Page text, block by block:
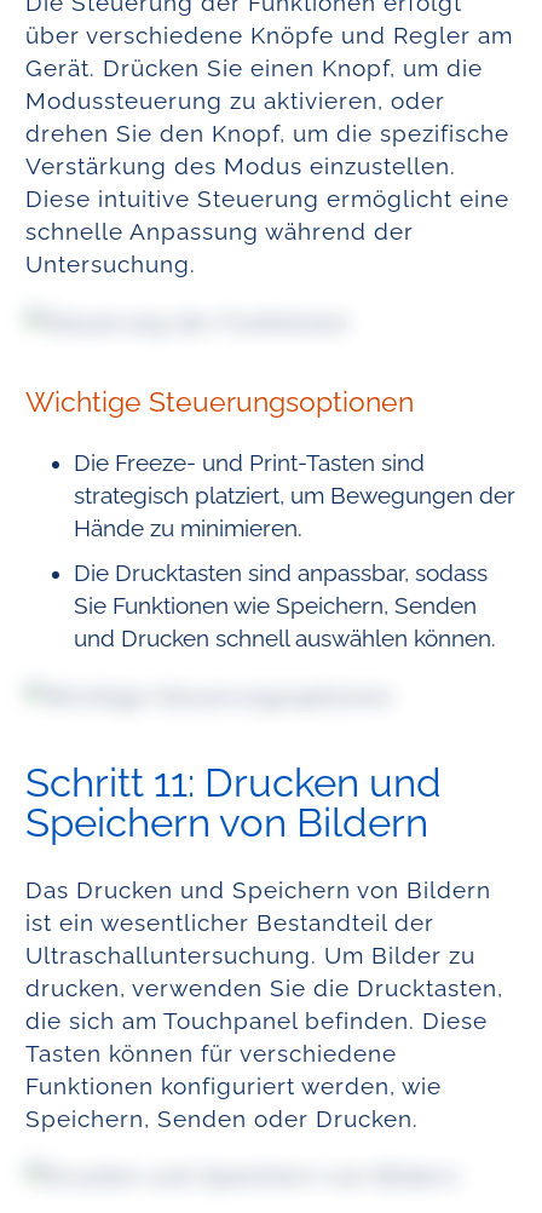
über verschiedene Knöpfe und Regler am
Gerät. Drücken Sie einen Knopf, um die
Modussteuerung zu aktivieren, oder
drehen Sie den Knopf, um die spezifische
Verstärkung des Modus einzustellen.
Diese intuitive Steuerung ermöglicht eine
schnelle Anpassung während der
Untersuchung.
Wichtige Steuerungsoptionen
Die Freeze- und Print-Tasten sind
strategisch platziert, um Bewegungen der
Hände zu minimieren.
Die Drucktasten sind anpassbar, sodass
Sie Funktionen wie Speichern, Senden
und Drucken schnell auswählen können.
Schritt 11: Drucken und
Speichern von Bildern
Das Drucken und Speichern von Bildern
ist ein wesentlicher Bestandteil der
Ultraschalluntersuchung. Um Bilder zu
drucken, verwenden Sie die Drucktasten,
die sich am Touchpanel befinden. Diese
Tasten können für verschiedene
Funktionen konfiguriert werden, wie
Speichern, Senden oder Drucken.